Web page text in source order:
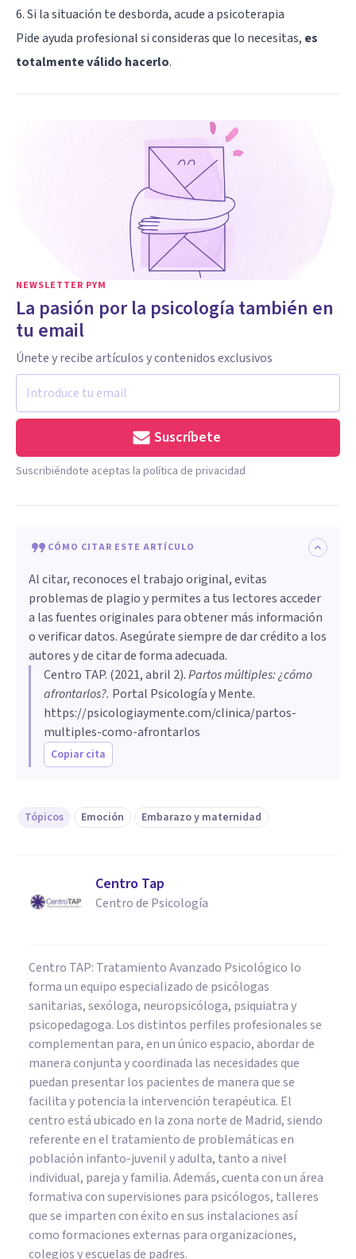
6. Si la situación te desborda, acude a psicoterapia
Pide ayuda profesional si consideras que lo necesitas, es
totalmente válido hacerlo.
NEWSLETTER PYM
La pasión por la psicología también en
tu email
Únete y recibe artículos y contenidos exclusivos
Suscríbete
Suscribiéndote aceptas la política de privacidad
CÓMO CITAR ESTE ARTÍCULO
Al citar, reconoces el trabajo original, evitas
problemas de plagio y permites a tus lectores acceder
a las fuentes originales para obtener más información
o verificar datos. Asegúrate siempre de dar crédito a los
autores y de citar de forma adecuada.
Centro TAP. (2021, abril 2).Partos múltiples: ¿cómo
afrontarlos?. Portal Psicología y Mente.
https://psicologiaymente.com/clinica/partos-
multiples-como-afrontarlos
Copiar cita
Tópicos Emoción Embarazo y maternidad
Centro Tap
Centro de Psicología
Centro TAP: Tratamiento Avanzado Psicológico lo
forma un equipo especializado de psicólogas
sanitarias, sexóloga, neuropsicóloga, psiquiatra y
psicopedagoga. Los distintos perfiles profesionales se
complementan para, en un único espacio, abordar de
manera conjunta y coordinada las necesidades que
puedan presentar los pacientes de manera que se
facilita y potencia la intervención terapéutica. El
centro está ubicado en la zona norte de Madrid, siendo
referente en el tratamiento de problemáticas en
población infanto-juvenil y adulta, tanto a nivel
individual, pareja y familia. Además, cuenta con un área
formativa con supervisiones para psicólogos, talleres
que se imparten con éxito en sus instalaciones así
como formaciones externas para organizaciones,
colegios y escuelas de padres.